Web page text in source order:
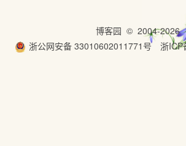
博客园 © 2004-2026
浙公网安备 33010602011771号
浙ICP